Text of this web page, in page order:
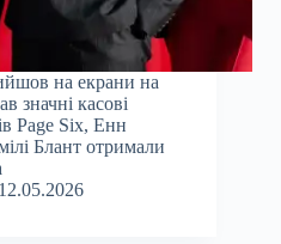
на екрани на
значні касові
Page Six, Енн
Блант отримали
12.05.2026